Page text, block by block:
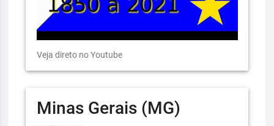
Veja direto no Youtube
Minas Gerais (MG)